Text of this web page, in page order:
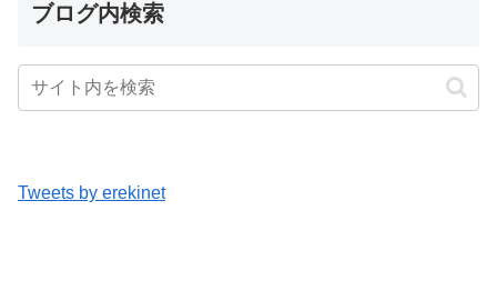
ブログ内検索
Tweets by erekinet